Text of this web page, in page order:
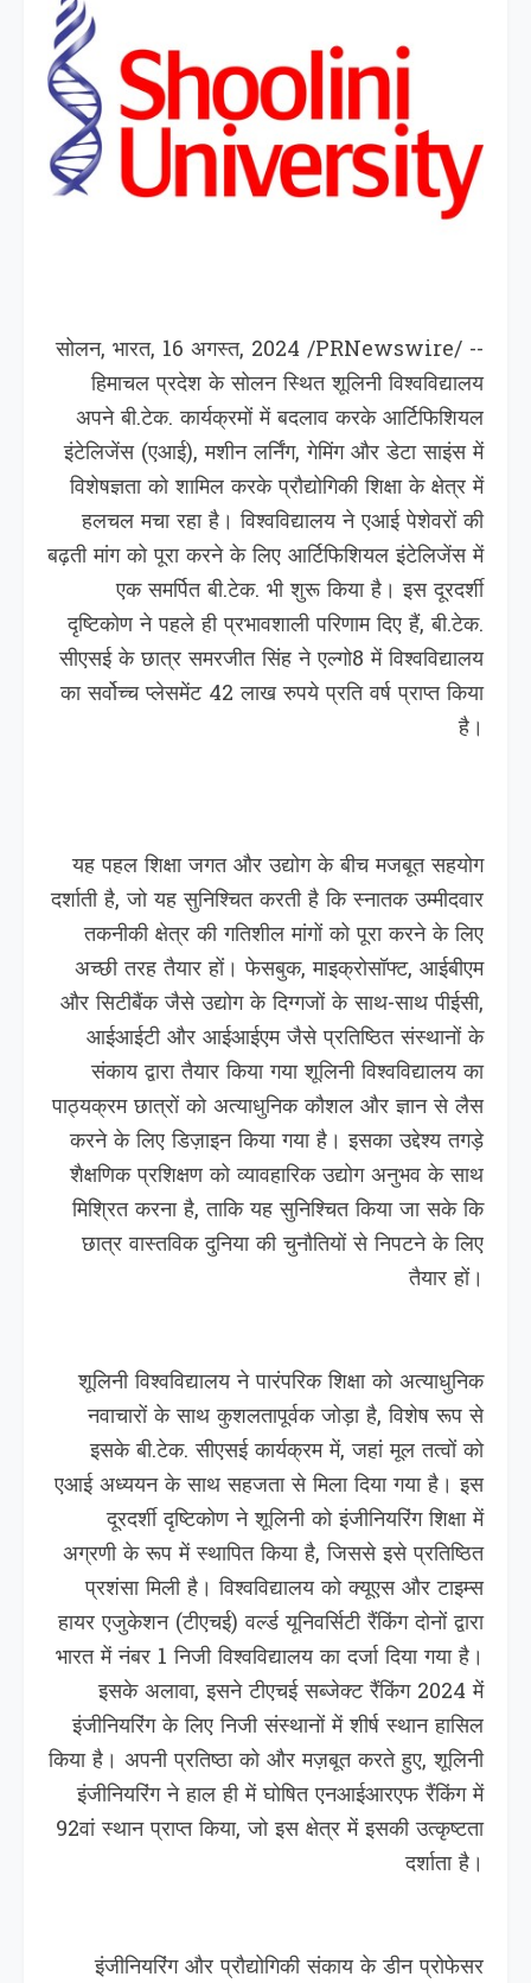
सोलन, भारत, 16 अगस्त, 2024 /PRNewswire/ --
हिमाचल प्रदेश के सोलन स्थित शूलिनी विश्वविद्यालय
अपने बी.टेक. कार्यक्रमों में बदलाव करके आर्टिफिशियल
इंटेलिजेंस (एआई), मशीन लर्निंग, गेमिंग और डेटा साइंस में
विशेषज्ञता को शामिल करके प्रौद्योगिकी शिक्षा के क्षेत्र में
हलचल मचा रहा है। विश्वविद्यालय ने एआई पेशेवरों की
बढ़ती मांग को पूरा करने के लिए आर्टिफिशियल इंटेलिजेंस में
एक समर्पित बी.टेक. भी शुरू किया है। इस दूरदर्शी
दृष्टिकोण ने पहले ही प्रभावशाली परिणाम दिए हैं, बी.टेक.
सीएसई के छात्र समरजीत सिंह ने एल्गो8 में विश्वविद्यालय
का सर्वोच्च प्लेसमेंट 42 लाख रुपये प्रति वर्ष प्राप्त किया
है।
यह पहल शिक्षा जगत और उद्योग के बीच मजबूत सहयोग
दर्शाती है, जो यह सुनिश्चित करती है कि स्नातक उम्मीदवार
तकनीकी क्षेत्र की गतिशील मांगों को पूरा करने के लिए
अच्छी तरह तैयार हों। फेसबुक, माइक्रोसॉफ्ट, आईबीएम
और सिटीबैंक जैसे उद्योग के दिग्गजों के साथ-साथ पीईसी,
आईआईटी और आईआईएम जैसे प्रतिष्ठित संस्थानों के
संकाय द्वारा तैयार किया गया शूलिनी विश्वविद्यालय का
पाठ्यक्रम छात्रों को अत्याधुनिक कौशल और ज्ञान से लैस
करने के लिए डिज़ाइन किया गया है। इसका उद्देश्य तगड़े
शैक्षणिक प्रशिक्षण को व्यावहारिक उद्योग अनुभव के साथ
मिश्रित करना है, ताकि यह सुनिश्चित किया जा सके कि
छात्र वास्तविक दुनिया की चुनौतियों से निपटने के लिए
तैयार हों।
शूलिनी विश्वविद्यालय ने पारंपरिक शिक्षा को अत्याधुनिक
नवाचारों के साथ कुशलतापूर्वक जोड़ा है, विशेष रूप से
इसके बी.टेक. सीएसई कार्यक्रम में, जहां मूल तत्वों को
एआई अध्ययन के साथ सहजता से मिला दिया गया है। इस
दूरदर्शी दृष्टिकोण ने शूलिनी को इंजीनियरिंग शिक्षा में
अग्रणी के रूप में स्थापित किया है, जिससे इसे प्रतिष्ठित
प्रशंसा मिली है। विश्वविद्यालय को क्यूएस और टाइम्स
हायर एजुकेशन (टीएचई) वर्ल्ड यूनिवर्सिटी रैंकिंग दोनों द्वारा
भारत में नंबर 1 निजी विश्वविद्यालय का दर्जा दिया गया है।
इसके अलावा, इसने टीएचई सब्जेक्ट रैंकिंग 2024 में
इंजीनियरिंग के लिए निजी संस्थानों में शीर्ष स्थान हासिल
किया है। अपनी प्रतिष्ठा को और मज़बूत करते हुए, शूलिनी
इंजीनियरिंग ने हाल ही में घोषित एनआईआरएफ रैंकिंग में
92वां स्थान प्राप्त किया, जो इस क्षेत्र में इसकी उत्कृष्टता
दर्शाता है।
इंजीनियरिंग और प्रौद्योगिकी संकाय के डीन प्रोफेसर